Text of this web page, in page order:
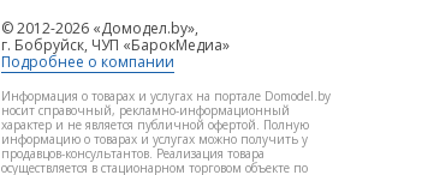
© 2012-2026 «Домодел.by»,
г. Бобруйск, ЧУП «БарокМедиа»
Подробнее о компании
Информация о товарах и услугах на портале Domodel.by
носит справочный, рекламно-информационный
характер и не является публичной офертой. Полную
информацию о товарах и услугах можно получить у
продавцов-консультантов. Реализация товара
осуществляется в стационарном торговом объекте по